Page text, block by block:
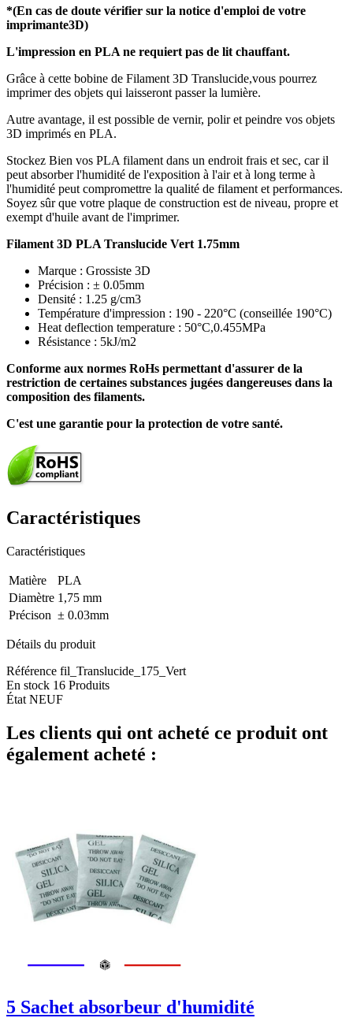
*(En cas de doute vérifier sur la notice d'emploi de votre
imprimante3D)
L'impression en PLA ne requiert pas de lit chauffant.
Grâce à cette bobine de Filament 3D Translucide,vous pourrez
imprimer des objets qui laisseront passer la lumière.
Autre avantage, il est possible de vernir, polir et peindre vos objets
3D imprimés en PLA.
Stockez Bien vos PLA filament dans un endroit frais et sec, car il
peut absorber l'humidité de l'exposition à l'air et à long terme à
l'humidité peut compromettre la qualité de filament et performances.
Soyez sûr que votre plaque de construction est de niveau, propre et
exempt d'huile avant de l'imprimer.
Filament 3D PLA Translucide Vert 1.75mm
Marque : Grossiste 3D
Précision : ± 0.05mm
Densité : 1.25 g/cm3
Température d'impression : 190 - 220°C (conseillée 190°C)
Heat deflection temperature : 50°C,0.455MPa
Résistance : 5kJ/m2
Conforme aux normes RoHs permettant d'assurer de la
restriction de certaines substances jugées dangereuses dans la
composition des filaments.
C'est une garantie pour la protection de votre santé.
Caractéristiques
Caractéristiques
Matière
PLA
Diamètre 1,75 mm
Précison ± 0.03mm
Détails du produit
Référence fil_Translucide_175_Vert
En stock 16 Produits
État NEUF
Les clients qui ont acheté ce produit ont
également acheté :
5 Sachet absorbeur d'humidité